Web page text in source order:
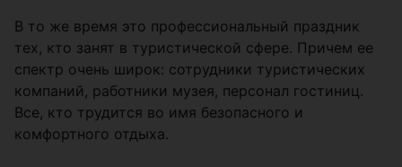
В то же время это профессиональный праздник
тех, кто занят в туристической сфере. Причем ее
спектр очень широк: сотрудники туристических
компаний, работники музея, персонал гостиниц.
Все, кто трудится во имя безопасного и
комфортного отдыха.